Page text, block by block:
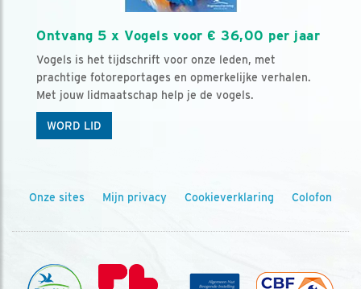
Ontvang 5 x Vogels voor € 36,00 per jaar
Vogels is het tijdschrift voor onze leden, met
prachtige fotoreportages en opmerkelijke verhalen.
Met jouw lidmaatschap help je de vogels.
WORD LID
Onze sites Mijn privacy Cookieverklaring Colofon